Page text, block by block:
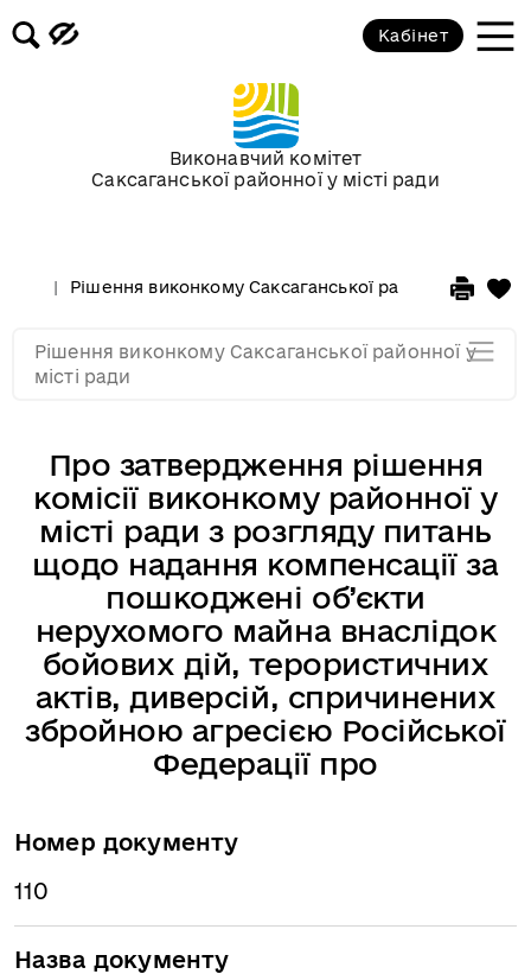
Виконавчий комітет
Саксаганської районної у місті ради
Кабінет
Рішення виконкому Саксаганської районної у місті
Про затвердження рішення
комісії виконкому районної у
місті ради з розгляду питань
щодо надання компенсації за
пошкоджені об’єкти
нерухомого майна внаслідок
бойових дій, терористичних
актів, диверсій, спричинених
збройною агресією Російської
Федерації про
Номер документу
110
Назва документу
Рішення виконкому Саксаганської районної у
місті ради
Засідання за 2015 рік
Засідання за 2014 рік
Засідання за 2013 рік
Засідання за 2011
Засідання за 2010